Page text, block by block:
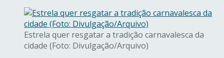
Estrela quer resgatar a tradição carnavalesca da
cidade (Foto: Divulgação/Arquivo)